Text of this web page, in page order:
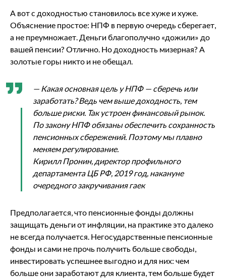
А вот с доходностью становилось все хуже и хуже.
Объяснение простое: НПФ в первую очередь сберегает,
а не преумножает. Деньги благополучно «дожили» до
вашей пенсии? Отлично. Но доходность мизерная? А
золотые горы никто и не обещал.
— Какая основная цель у НПФ — сберечь или
заработать? Ведь чем выше доходность, тем
больше риски. Так устроен финансовый рынок.
По закону НПФ обязаны обеспечить сохранность
пенсионных сбережений. Поэтому мы плавно
меняем регулирование.
Кирилл Пронин, директор профильного
департамента ЦБ РФ, 2019 год, накануне
очередного закручивания гаек
Предполагается, что пенсионные фонды должны
защищать деньги от инфляции, на практике это далеко
не всегда получается. Негосударственные пенсионные
фонды и сами не прочь получить больше свободы,
инвестировать успешнее выгодно и для них: чем
больше они заработают для клиента, тем больше будет